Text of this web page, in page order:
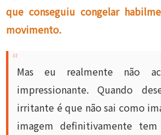
que conseguiu congelar
movimento.
Mas eu realmente não
impressionante. Quando
irritante é que não sai como
imagem definitivamente